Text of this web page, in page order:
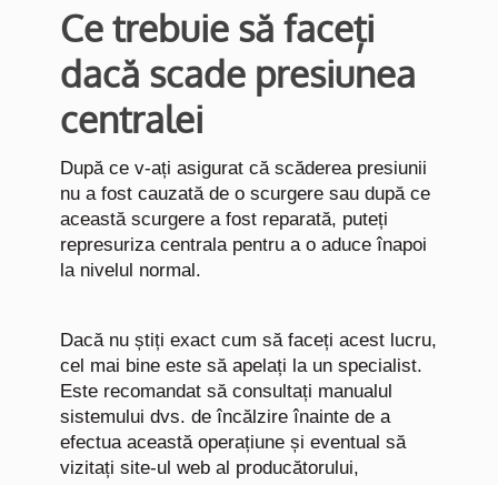
Ce trebuie să faceți
dacă scade presiunea
centralei
După ce v-ați asigurat că scăderea presiunii
nu a fost cauzată de o scurgere sau după ce
această scurgere a fost reparată, puteți
represuriza centrala pentru a o aduce înapoi
la nivelul normal.
Dacă nu știți exact cum să faceți acest lucru,
cel mai bine este să apelați la un specialist.
Este recomandat să consultați manualul
sistemului dvs. de încălzire înainte de a
efectua această operațiune și eventual să
vizitați site-ul web al producătorului,